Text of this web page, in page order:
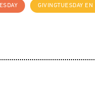
GIVINGTUESDAY EN